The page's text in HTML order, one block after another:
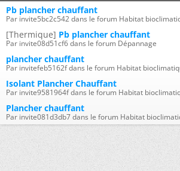
Pb plancher chauffant
Par invite5bc2c542 dans le forum Habitat
[Thermique] Pb plancher chauffant
Par invite08d51cf6 dans le forum Dépannage
plancher chauffant
Par invitefeb5162f dans le forum Habitat
Isolant Plancher Chauffant
Par invite9581964f dans le forum Habitat
Plancher chauffant
Par invite081d3db7 dans le forum Habitat